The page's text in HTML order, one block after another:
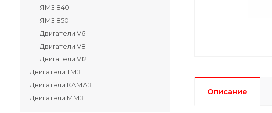
Описание
ЯМЗ 840
ЯМЗ 850
Двигатели V6
Двигатели V8
Двигатели V12
Двигатели ТМЗ
Двигатели КАМАЗ
Двигатели ММЗ